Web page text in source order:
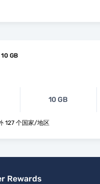
GB
10 GB
及另外 127 个国家/地区
Rewards